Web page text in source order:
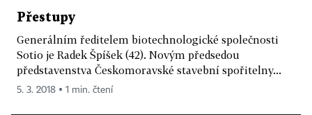
Přestupy
Generálním ředitelem biotechnologické společnosti
Sotio je Radek Špíšek (42). Novým předsedou
představenstva Českomoravské stavební spořitelny...
5. 3. 2018 ▪ 1 min. čtení